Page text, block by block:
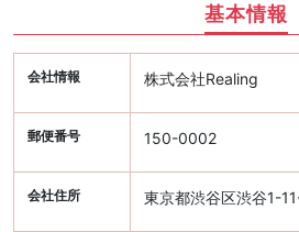
基本情報
会社情報 株式会社Realing
郵便番号 150-0002
会社住所 東京都渋谷区渋谷1-